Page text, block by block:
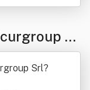
Sr
Srl?